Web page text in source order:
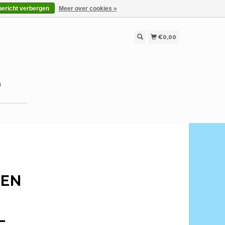
€0,00
verbergen Meer over cookies »